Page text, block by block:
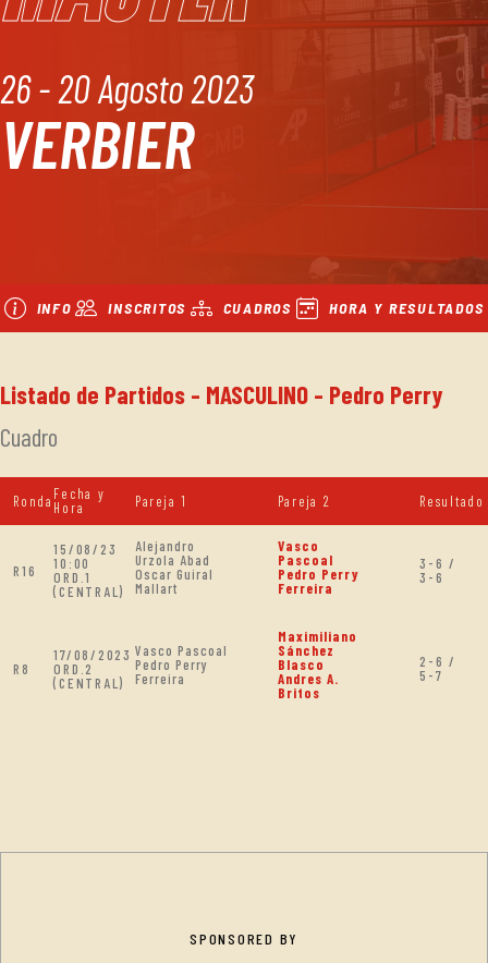
26 - 20 Agosto 2023
VERBIER
INFO INSCRITOS CUADROS HORA Y RESULTADOS
Listado de Partidos - MASCULINO - Pedro Perry
Cuadro
Ronda Fecha y
Hora
Pareja 1 Pareja 2 Resultado
R16
15/08/23
10:00
ORD.1
(CENTRAL)
Alejandro
Urzola Abad
Oscar Guiral
Mallart
Vasco
Pascoal
Pedro Perry
Ferreira
3-6 /
3-6
R8
17/08/2023
ORD.2
(CENTRAL)
Vasco Pascoal
Pedro Perry
Ferreira
Maximiliano
Sánchez
Blasco
Andres A.
Britos
2-6 /
5-7
SPONSORED BY